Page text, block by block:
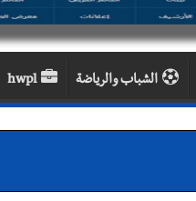
الشباب والرياضة hwpl